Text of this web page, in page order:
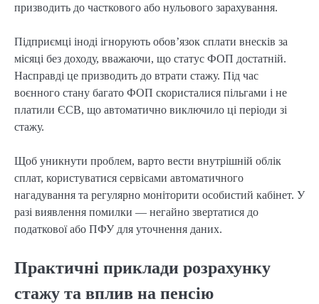
призводить до часткового або нульового зарахування.
Підприємці іноді ігнорують обов’язок сплати внесків за
місяці без доходу, вважаючи, що статус ФОП достатній.
Насправді це призводить до втрати стажу. Під час
воєнного стану багато ФОП скористалися пільгами і не
платили ЄСВ, що автоматично виключило ці періоди зі
стажу.
Щоб уникнути проблем, варто вести внутрішній облік
сплат, користуватися сервісами автоматичного
нагадування та регулярно моніторити особистий кабінет. У
разі виявлення помилки — негайно звертатися до
податкової або ПФУ для уточнення даних.
Практичні приклади розрахунку
стажу та вплив на пенсію